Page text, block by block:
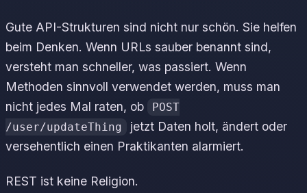
Gute API-Strukturen sind nicht nur schön. Sie helfen
beim Denken. Wenn URLs sauber benannt sind,
versteht man schneller, was passiert. Wenn
Methoden sinnvoll verwendet werden, muss man
nicht jedes Mal raten, ob
POST
/user/updateThing
jetzt Daten holt, ändert oder
versehentlich einen Praktikanten alarmiert.
REST ist keine Religion.